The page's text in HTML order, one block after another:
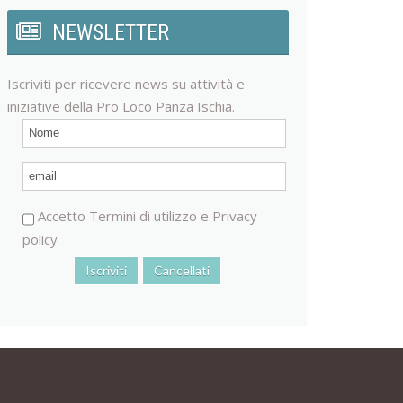
NEWSLETTER
Iscriviti per ricevere news su attività e
iniziative della Pro Loco Panza Ischia.
Accetto Termini di utilizzo e Privacy
policy